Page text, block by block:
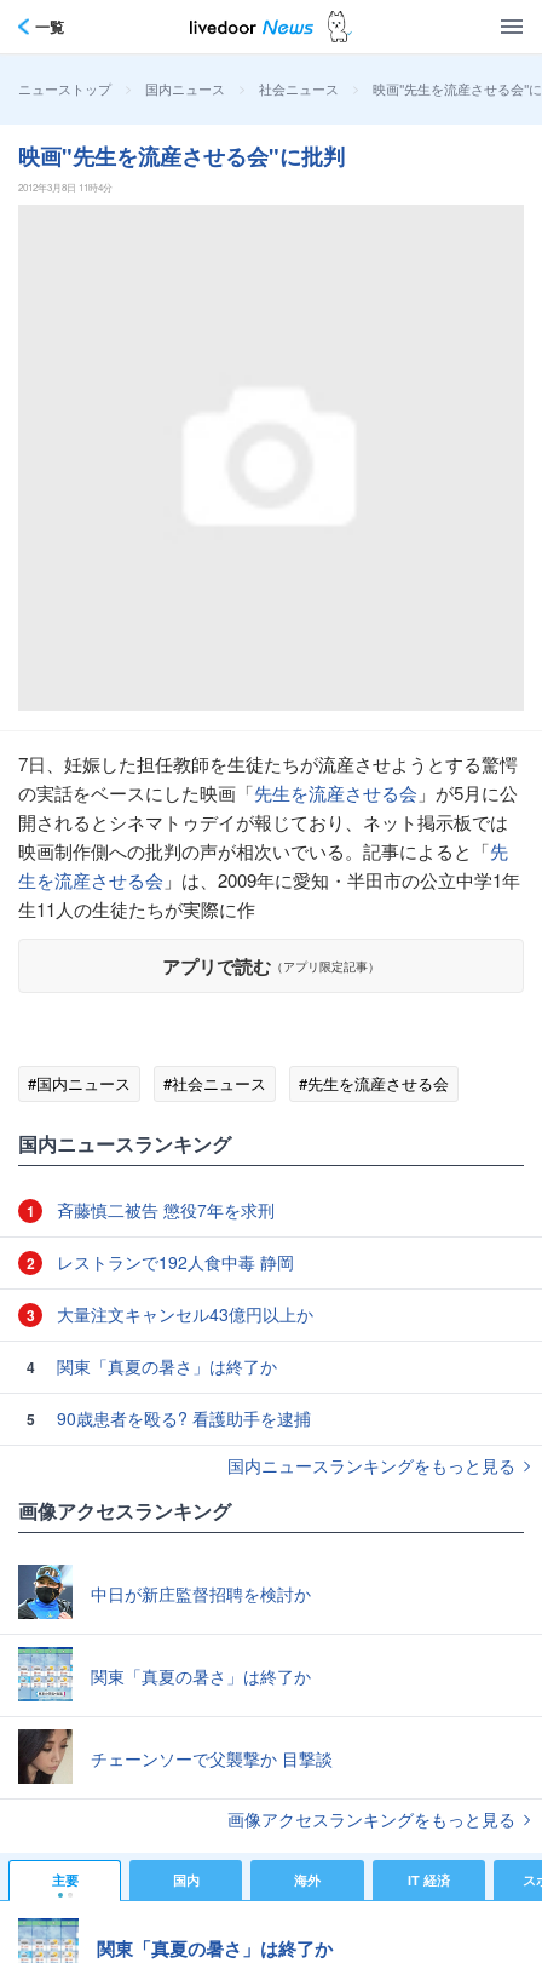
一覧
ニューストップ > 国内ニュース > 社会ニュース > 映画"先生を流産させる会"
映画"先生を流産させる会"に批判
2012年3月8日 11時4分
7日、妊娠した担任教師を生徒たちが流産させようとする驚愕
の実話をベースにした映画「先生を流産させる会 」が5月に公
開されるとシネマトゥデイが報じており、ネット掲示板では
映画制作側への批判の声が相次いでいる。記事によると「先
生を流産させる会 」は、2009年に愛知・半田市の公立中学1年
生11人の生徒たちが実際に作
アプリで読む （アプリ限定記事）
#国内ニュース #社会ニュース #先生を流産させる会
国内ニュースランキング
1 斉藤慎二被告 懲役7年を求刑
2 レストランで192人食中毒 静岡
3 大量注文キャンセル43億円以上か
4 関東「真夏の暑さ」は終了か
5
90歳患者を殴る? 看護助手を逮捕
国内ニュースランキングをもっと見る
画像アクセスランキング
中日が新庄監督招聘を検討か
関東「真夏の暑さ」は終了か
チェーンソーで父襲撃か 目撃談
画像アクセスランキングをもっと見る
主要 国内 海外 IT 経済 ス
関東「真夏の暑さ」は終了か